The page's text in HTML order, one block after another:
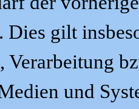
Dies gilt
Verarbeitung
und